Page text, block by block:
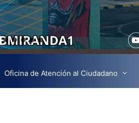
Oficina de Atención al Ciudadano